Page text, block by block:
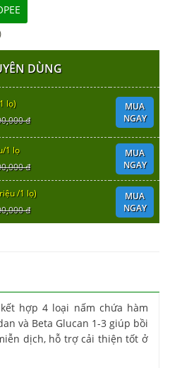
DÙNG
lọ)
đ
MUA
NGAY
1 lọ
đ
MUA
NGAY
/1 lọ)
đ
MUA
NGAY
hợp 4 loại nấm chứa hàm
và Beta Glucan 1-3 giúp bồi
dịch, hỗ trợ cải thiện tốt ở